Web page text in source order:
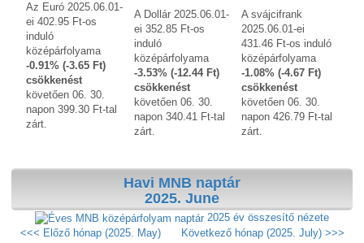
Az Euró 2025.06.01-
ei 402.95 Ft-os
induló
középárfolyama
-0.91% (-3.65 Ft)
csökkenést
követően 06. 30.
napon 399.30 Ft-tal
zárt.
A Dollár 2025.06.01-
ei 352.85 Ft-os
induló
középárfolyama
-3.53% (-12.44 Ft)
csökkenést
követően 06. 30.
napon 340.41 Ft-tal
zárt.
A svájcifrank
2025.06.01-ei
431.46 Ft-os induló
középárfolyama
-1.08% (-4.67 Ft)
csökkenést
követően 06. 30.
napon 426.79 Ft-tal
zárt.
Havi MNB naptár
2025. June
2025 év összesítő nézete
<<< Előző hónap (2025. May)
Következő hónap (2025. July) >>>